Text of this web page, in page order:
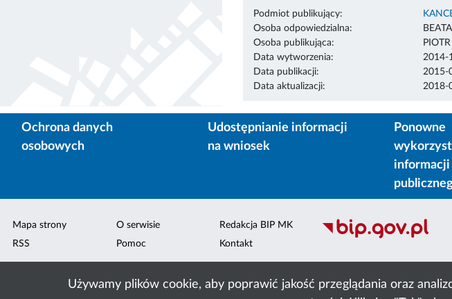
Używamy plików cookie, aby poprawić jakość przeglądania oraz
Podmiot publikujący:
Osoba odpowiedzialna:
Osoba publikująca:
Data wytworzenia:
2014-
Data publikacji:
2015-
Data aktualizacji:
2018-
Ochrona danych
osobowych
Udostępnianie informacji
na wniosek
Ponowne
Mapa strony
RSS
O serwisie
Pomoc
Redakcja BIP MK
Kontakt